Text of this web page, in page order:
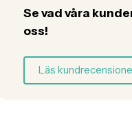
Se vad våra
oss!
Läs